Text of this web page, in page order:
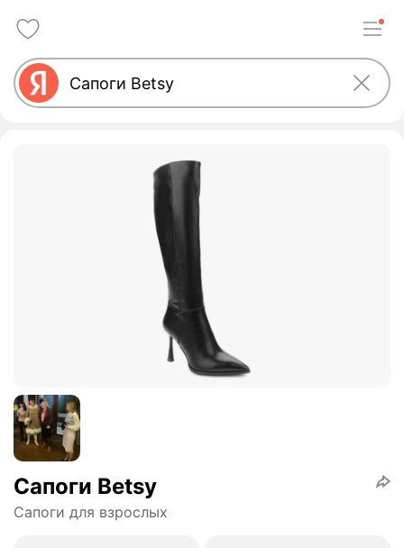
Сапоги Betsy
Сапоги для взрослых